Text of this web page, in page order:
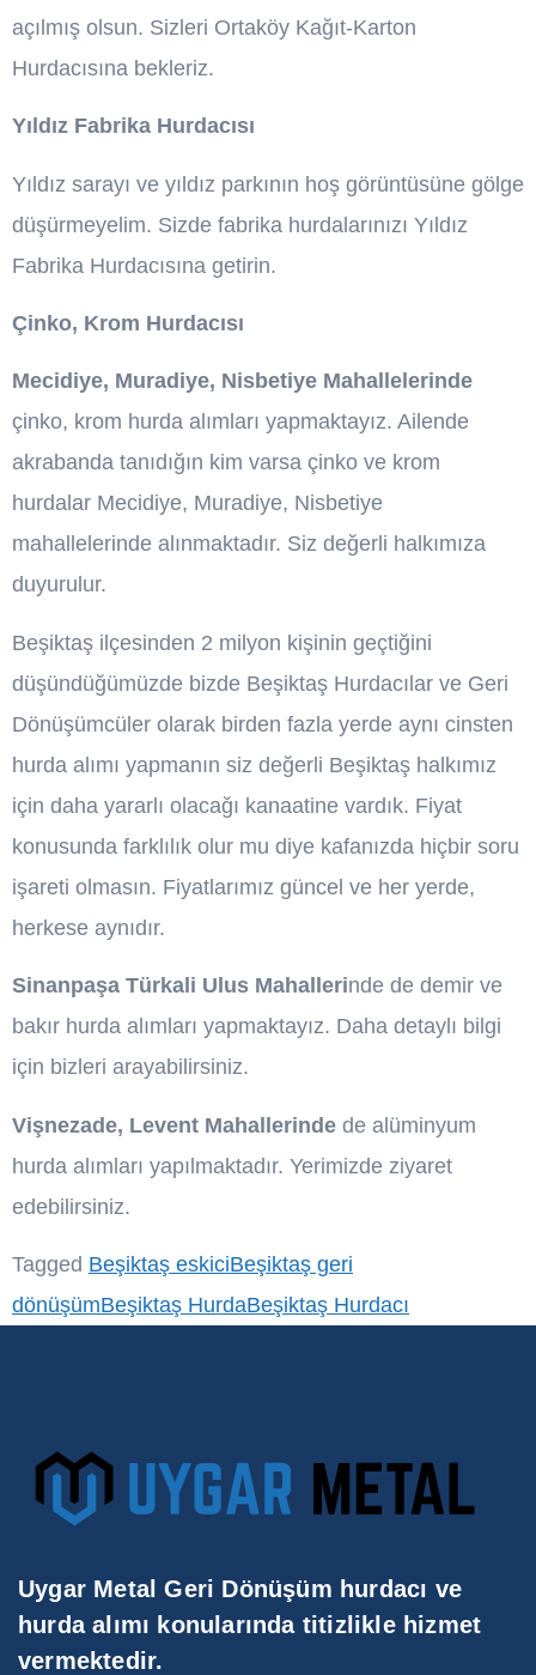
açılmış olsun. Sizleri Ortaköy Kağıt-Karton
Hurdacısına bekleriz.
Yıldız Fabrika Hurdacısı
Yıldız sarayı ve yıldız parkının hoş görüntüsüne gölge
düşürmeyelim. Sizde fabrika hurdalarınızı Yıldız
Fabrika Hurdacısına getirin.
Çinko, Krom Hurdacısı
Mecidiye, Muradiye, Nisbetiye Mahallelerinde
çinko, krom hurda alımları yapmaktayız. Ailende
akrabanda tanıdığın kim varsa çinko ve krom
hurdalar Mecidiye, Muradiye, Nisbetiye
mahallelerinde alınmaktadır. Siz değerli halkımıza
duyurulur.
Beşiktaş ilçesinden 2 milyon kişinin geçtiğini
düşündüğümüzde bizde Beşiktaş Hurdacılar ve Geri
Dönüşümcüler olarak birden fazla yerde aynı cinsten
hurda alımı yapmanın siz değerli Beşiktaş halkımız
için daha yararlı olacağı kanaatine vardık. Fiyat
konusunda farklılık olur mu diye kafanızda hiçbir soru
işareti olmasın. Fiyatlarımız güncel ve her yerde,
herkese aynıdır.
Sinanpaşa Türkali Ulus Mahallerinde de demir ve
bakır hurda alımları yapmaktayız. Daha detaylı bilgi
için bizleri arayabilirsiniz.
Vişnezade, Levent Mahallerinde de alüminyum
hurda alımları yapılmaktadır. Yerimizde ziyaret
edebilirsiniz.
Tagged Beşiktaş eskiciBeşiktaş geri
dönüşümBeşiktaş HurdaBeşiktaş Hurdacı
Uygar Metal Geri Dönüşüm hurdacı ve
hurda alımı konularında titizlikle hizmet
vermektedir.